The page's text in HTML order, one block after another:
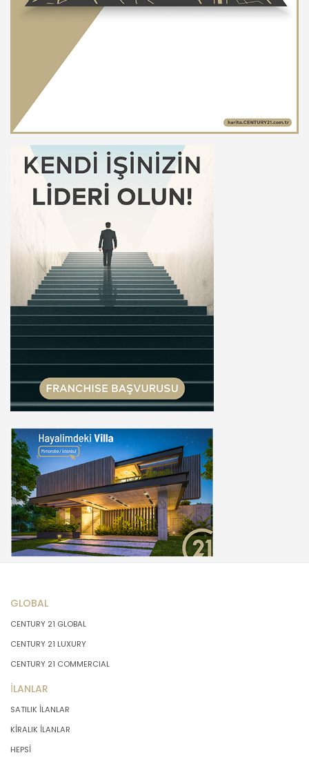
GLOBAL
CENTURY 21 GLOBAL
CENTURY 21 LUXURY
CENTURY 21 COMMERCIAL
İLANLAR
SATILIK İLANLAR
KİRALIK İLANLAR
HEPSİ